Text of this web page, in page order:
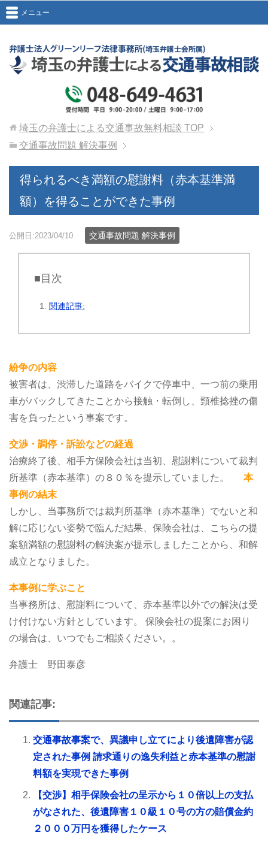
メニュー
埼玉の弁護士による交通事故無料相談 TOP
交通事故問題 解決事例
得られるべき満額の慰謝料（赤本基準満
額）を得ることができた事例
公開日:2023/04/10 交通事故問題 解決事例
■目次
関連記事:
紛争の内容
被害者は、渋滞した道路をバイクで停車中、一つ前の乗用
車がバックしてきたことから接触・転倒し、頸椎捻挫の傷
害を負ったという事案です。
交渉・調停・訴訟などの経過
治療終了後、相手方保険会社は当初、慰謝料について裁判
所基準（赤本基準）の８０％を提示していました。
本
事例の結末
しかし、当事務所では裁判所基準（赤本基準）でないと和
解に応じない姿勢で臨んだ結果、保険会社は、こちらの提
案額満額の慰謝料の解決案が提示しましたことから、和解
成立となりました。
本事例に学ぶこと
当事務所は、慰謝料について、赤本基準以外での解決は受
け付けない方針としています。
保険会社の提案にお困り
の場合は、いつでもご相談ください。。
弁護士 野田泰彦
関連記事:
交通事故事案で、異議申し立てにより後遺障害が認
定された事例 請求通りの逸失利益と赤本基準の慰謝
料額を実現できた事例
【交渉】相手保険会社の呈示から１０倍以上の支払
がなされた、後遺障害１０級１０号の方の賠償金約
２０００万円を獲得したケース